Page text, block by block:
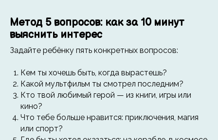
Метод 5 вопросов: как за 10 минут
выяснить интерес
Задайте ребёнку пять конкретных вопросов:
Кем ты хочешь быть, когда вырастешь?
Какой мультфильм ты смотрел последним?
Кто твой любимый герой — из книги, игры или
кино?
Что тебе больше нравится: приключения, магия
или спорт?